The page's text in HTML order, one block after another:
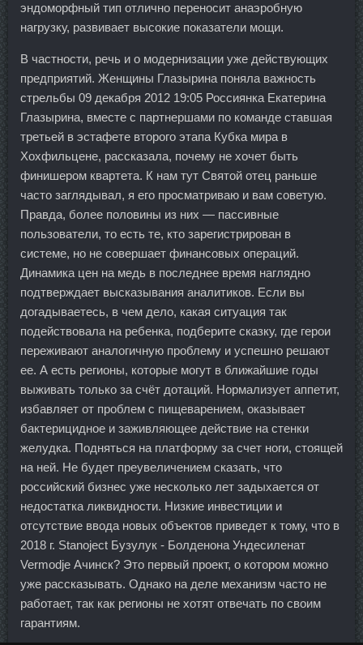
эндоморфный тип отлично переносит анаэробную
нагрузку, развивает высокие показатели мощи.
В частности, речь и о модернизации уже действующих
предприятий. Женщины Глазырина поняла важность
стрельбы 09 декабря 2012 19:05 Россиянка Екатерина
Глазырина, вместе с партнершами по команде ставшая
третьей в эстафете второго этапа Кубка мира в
Хохфильцене, рассказала, почему не хочет быть
финишером квартета. К нам тут Святой отец раньше
часто заглядывал, я его просматриваю и вам советую.
Правда, более половины из них — пассивные
пользователи, то есть те, кто зарегистрирован в
системе, но не совершает финансовых операций.
Динамика цен на медь в последнее время наглядно
подтверждает высказывания аналитиков. Если вы
догадываетесь, в чем дело, какая ситуация так
подействовала на ребенка, подберите сказку, где герои
переживают аналогичную проблему и успешно решают
ее. А есть регионы, которые могут в ближайшие годы
выживать только за счёт дотаций. Нормализует аппетит,
избавляет от проблем с пищеварением, оказывает
бактерицидное и заживляющее действие на стенки
желудка. Подняться на платформу за счет ноги, стоящей
на ней. Не будет преувеличением сказать, что
российский бизнес уже несколько лет задыхается от
недостатка ликвидности. Низкие инвестиции и
отсутствие ввода новых объектов приведет к тому, что в
2018 г. Stanoject Бузулук - Болденона Ундесиленат
Vermodje Ачинск? Это первый проект, о котором можно
уже рассказывать. Однако на деле механизм часто не
работает, так как регионы не хотят отвечать по своим
гарантиям.